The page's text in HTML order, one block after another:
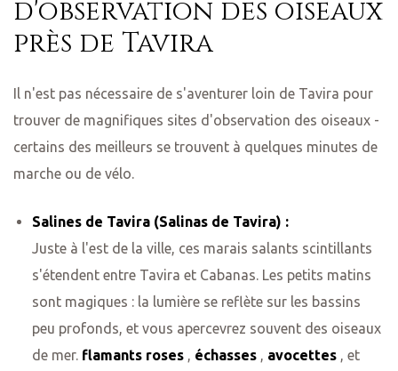
d'observation des oiseaux
près de Tavira
Il n'est pas nécessaire de s'aventurer loin de Tavira pour
trouver de magnifiques sites d'observation des oiseaux -
certains des meilleurs se trouvent à quelques minutes de
marche ou de vélo.
Salines de Tavira (Salinas de Tavira) :
Juste à l'est de la ville, ces marais salants scintillants
s'étendent entre Tavira et Cabanas. Les petits matins
sont magiques : la lumière se reflète sur les bassins
peu profonds, et vous apercevrez souvent des oiseaux
de mer. flamants roses, échasses, avocettes, et